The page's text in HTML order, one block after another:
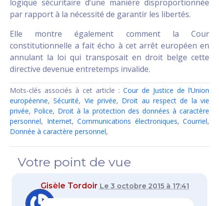
logique sécuritaire d’une manière disproportionnée
par rapport à la nécessité de garantir les libertés.
Elle montre également comment la Cour
constitutionnelle a fait écho à cet arrêt européen en
annulant la loi qui transposait en droit belge cette
directive devenue entretemps invalide.
Mots-clés associés à cet article : Cour de Justice de l’Union
européenne,Sécurité, Vie privée, Droit au respect de la vie
privée, Police, Droit à la protection des données à caractère
personnel, Internet, Communications électroniques, Courriel,
Donnée à caractère personnel,
Votre point de vue
Gisèle Tordoir Le 3 octobre 2015 à 17:41